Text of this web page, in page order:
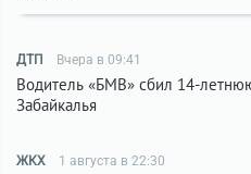
ДТП Вчера в 09:41
Водитель «БМВ» сбил 14-
Забайкалья
ЖКХ 1 августа в 22:30